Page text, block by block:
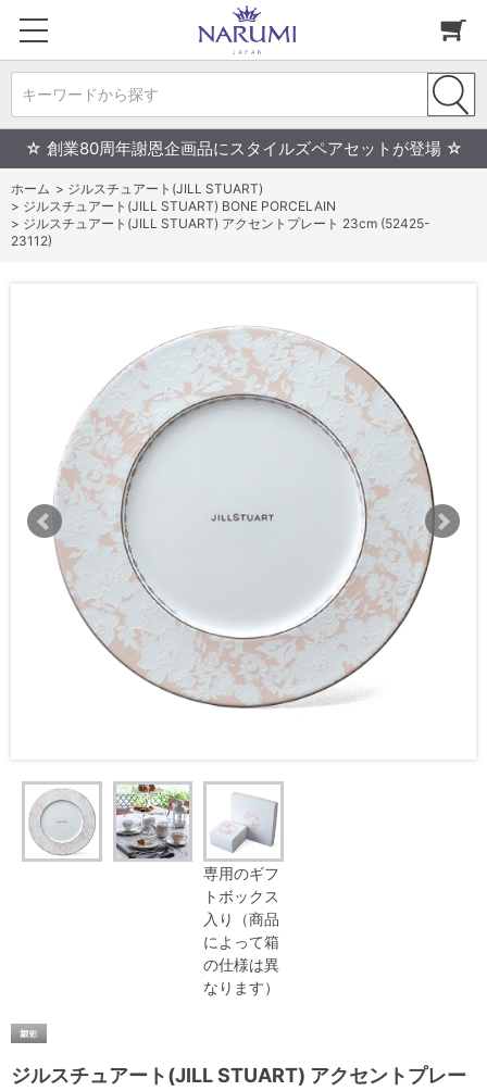
キーワードから探す
☆ 創業80周年謝恩企画品にスタイルズペアセットが登場 ☆
ホーム > ジルスチュアート(JILL STUART)
> ジルスチュアート(JILL STUART) BONE PORCELAIN
> ジルスチュアート(JILL STUART) アクセントプレート 23cm (52425-
23112)
専用のギフ
トボックス
入り（商品
によって箱
の仕様は異
なります）
ジルスチュアート(JILL STUART) アクセントプレー